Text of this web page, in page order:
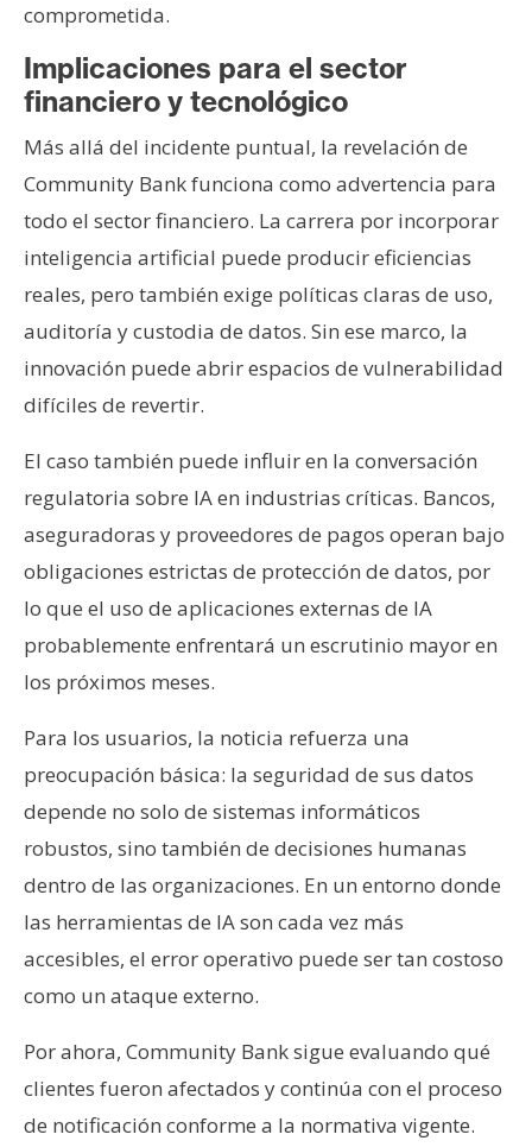
comprometida.
Implicaciones para el sector
financiero y tecnológico
Más allá del incidente puntual, la revelación de
Community Bank funciona como advertencia para
todo el sector financiero. La carrera por incorporar
inteligencia artificial puede producir eficiencias
reales, pero también exige políticas claras de uso,
auditoría y custodia de datos. Sin ese marco, la
innovación puede abrir espacios de vulnerabilidad
difíciles de revertir.
El caso también puede influir en la conversación
regulatoria sobre IA en industrias críticas. Bancos,
aseguradoras y proveedores de pagos operan bajo
obligaciones estrictas de protección de datos, por
lo que el uso de aplicaciones externas de IA
probablemente enfrentará un escrutinio mayor en
los próximos meses.
Para los usuarios, la noticia refuerza una
preocupación básica: la seguridad de sus datos
depende no solo de sistemas informáticos
robustos, sino también de decisiones humanas
dentro de las organizaciones. En un entorno donde
las herramientas de IA son cada vez más
accesibles, el error operativo puede ser tan costoso
como un ataque externo.
Por ahora, Community Bank sigue evaluando qué
clientes fueron afectados y continúa con el proceso
de notificación conforme a la normativa vigente.